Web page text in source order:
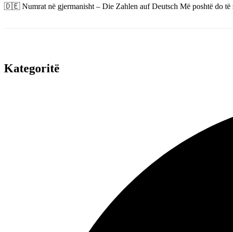
🇩🇪 Numrat në gjermanisht – Die Zahlen auf Deutsch Më poshtë do
Kategoritë